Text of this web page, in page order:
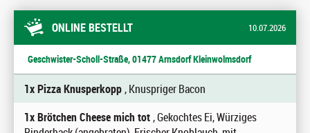
ONLINE BESTELLT 10.07.2026
Geschwister-Scholl-Straße, 01477 Arnsdorf Kleinwolmsdorf
1x Pizza Knusperkopp, Knuspriger Bacon
1x Brötchen Cheese mich tot, Gekochtes Ei, Würziges